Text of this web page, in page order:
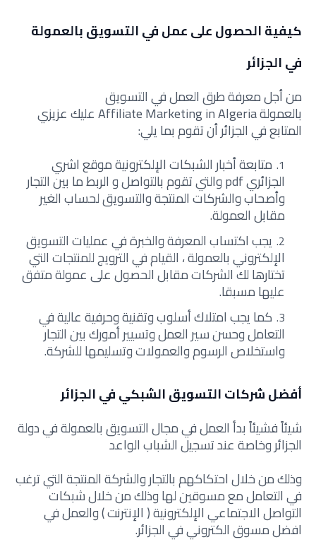
كيفية الحصول على عمل في التسويق بالعمولة
في الجزائر
من أجل معرفة طرق العمل في التسويق
بالعمولة Affiliate Marketing in Algeria عليك عزيزي
المتابع في الجزائر أن تقوم بما يلي:
متابعة أخبار الشبكات الإلكترونية موقع اشري
الجزائري pdf والتي تقوم بالتواصل و الربط ما بين التجار
وأصحاب والشركات المنتجة والتسويق لحساب الغير
مقابل العمولة.
يجب اكتساب المعرفة والخبرة في عمليات التسويق
الإلكتروني بالعمولة ، القيام في الترويج للمنتجات التي
تختارها لك الشركات مقابل الحصول على عمولة متفق
عليها مسبقا.
كما يجب امتلاك أسلوب وتقنية وحرفية عالية في
التعامل وحسن سير العمل وتسيير أمورك بين التجار
واستخلاص الرسوم والعمولات وتسليمها للشركة.
أفضل شركات التسويق الشبكي في الجزائر
شيئاً فشيئاً بدأ العمل في مجال التسويق بالعمولة في دولة
الجزائر وخاصة عند تسجيل الشباب الواعد
وذلك من خلال احتكاكهم بالتجار والشركة المنتجة التي ترغب
في التعامل مع مسوقين لها وذلك من خلال شبكات
التواصل الاجتماعي الإلكترونية ( الإنترنت ) والعمل في
افضل مسوق الكتروني في الجزائر.